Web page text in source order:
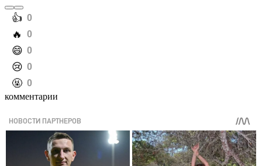
️👍 0
️🔥 0
️😄 0
️😢 0
️🤬 0
комментарии